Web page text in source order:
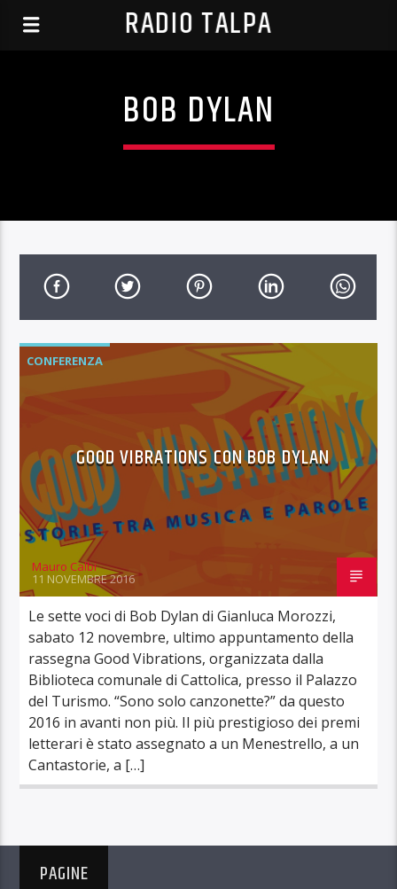
RADIO TALPA
BOB DYLAN
CONFERENZA
GOOD VIBRATIONS CON BOB DYLAN
Mauro Calbi
11 NOVEMBRE 2016
Le sette voci di Bob Dylan di Gianluca Morozzi,
sabato 12 novembre, ultimo appuntamento della
rassegna Good Vibrations, organizzata dalla
Biblioteca comunale di Cattolica, presso il Palazzo
del Turismo. “Sono solo canzonette?” da questo
2016 in avanti non più. Il più prestigioso dei premi
letterari è stato assegnato a un Menestrello, a un
Cantastorie, a […]
PAGINE